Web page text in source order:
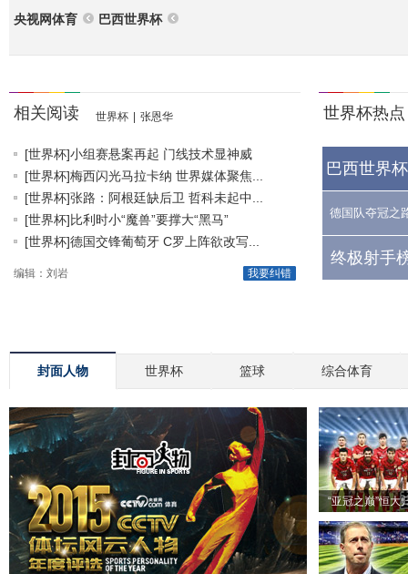
央视网体育 巴西世界杯
相关阅读 世界杯 张恩华
[世界杯]小组赛悬案再起 门线技术显神威
[世界杯]梅西闪光马拉卡纳 世界媒体聚焦...
[世界杯]张路：阿根廷缺后卫 哲科未起中...
[世界杯]比利时小“魔兽”要撑大“黑马”
[世界杯]德国交锋葡萄牙 C罗上阵欲改写...
我要纠错
编辑：刘岩
世界杯热点
巴西世界
德国队夺冠之
终极射手
封面人物 世界杯 篮球 综合体育
“亚冠之巅”恒大